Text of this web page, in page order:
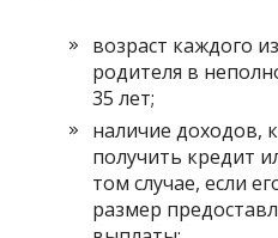
возраст каждого
родителя в
35 лет;
наличие доходов,
получить кредит
том случае, если
размер